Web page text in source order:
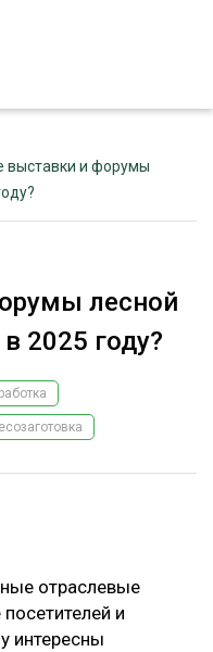
выставки и форумы
лесной
2025 году?
отраслевые
и
интересны